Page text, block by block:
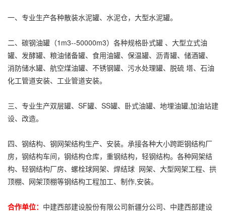
一、专业生产各种散装水泥罐、水泥仓，大型水泥罐。
二、碳钢油罐（1m3--50000m3）各种规格卧式罐 、大型立式油
罐、发酵罐、粮油储备罐、食用油罐、保温罐、沥青罐、储酒罐、
消防储水罐、航空煤油罐、不锈钢罐、污水处理罐、脱硫 塔、石油
化工管道安装、工业管道安装。
三、专业生产双层罐、SF罐、SS罐、卧式油罐、地埋油罐,加油站建
设、改造。
四、钢结构、钢网架结构生产、安装。承接各种大小跨距钢结构厂
房，钢结构车间，钢结构仓库，重钢结构，轻钢结构。各种网架结
构、轻钢结构厂房、螺栓球网架、焊结球 网架、大型网架工程、拱
顶棚、网架顶棚等钢结构工程加工、制作,安装。
合作单位： 中建西部建设股份有限公司新疆分公司、中建西部建设